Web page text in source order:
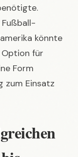
Fußball-
könnte
für
Form
zum Einsatz